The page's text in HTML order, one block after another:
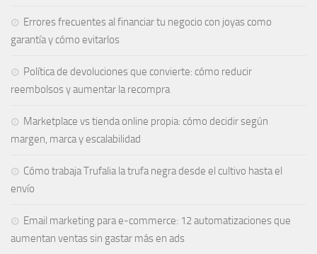
Errores frecuentes al financiar tu negocio con joyas como
garantía y cómo evitarlos
Política de devoluciones que convierte: cómo reducir
reembolsos y aumentar la recompra
Marketplace vs tienda online propia: cómo decidir según
margen, marca y escalabilidad
Cómo trabaja Trufalia la trufa negra desde el cultivo hasta el
envío
Email marketing para e-commerce: 12 automatizaciones que
aumentan ventas sin gastar más en ads